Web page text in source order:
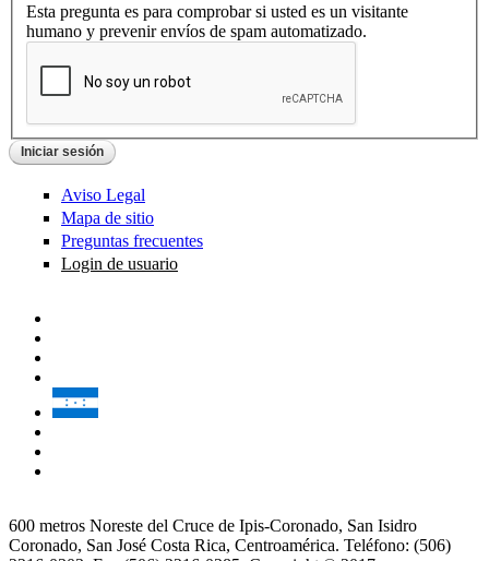
Esta pregunta es para comprobar si usted es un visitante
humano y prevenir envíos de spam automatizado.
Aviso Legal
Mapa de sitio
Preguntas frecuentes
Login de usuario
600 metros Noreste del Cruce de Ipis-Coronado, San Isidro
Coronado, San José Costa Rica, Centroamérica. Teléfono: (506)